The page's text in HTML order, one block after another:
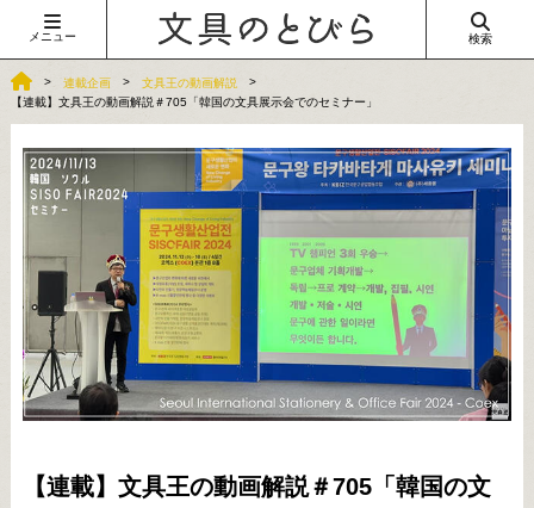
メニュー 検索
連載企画
文具王の動画解説
【連載】文具王の動画解説＃705「韓国の文具展示会でのセミナー」
【連載】文具王の動画解説＃705「韓国の文